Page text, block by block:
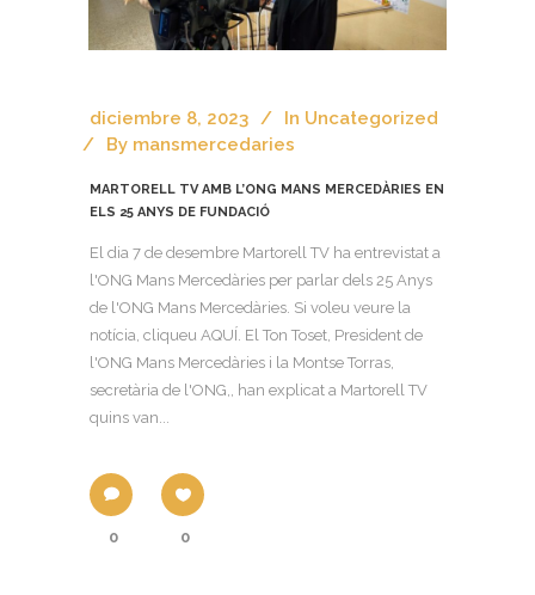
diciembre 8, 2023 In Uncategorized
By mansmercedaries
MARTORELL TV AMB L’ONG MANS MERCEDÀRIES EN
ELS 25 ANYS DE FUNDACIÓ
El dia 7 de desembre Martorell TV ha entrevistat a
l'ONG Mans Mercedàries per parlar dels 25 Anys
de l'ONG Mans Mercedàries. Si voleu veure la
notícia, cliqueu AQUÍ. El Ton Toset, President de
l'ONG Mans Mercedàries i la Montse Torras,
secretària de l'ONG,, han explicat a Martorell TV
quins van...
0 0